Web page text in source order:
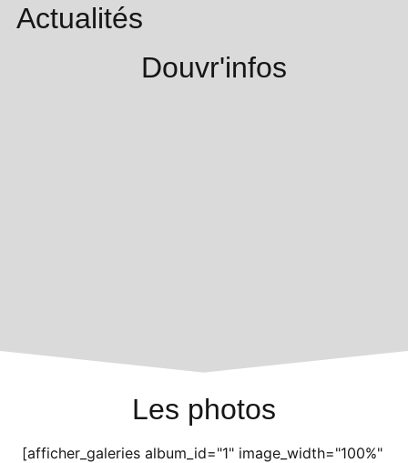
Actualités
Douvr'infos
Les photos
[afficher_galeries album_id="1" image_width="100%"